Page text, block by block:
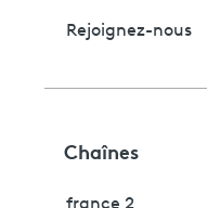
Rejoignez-nous
Chaînes